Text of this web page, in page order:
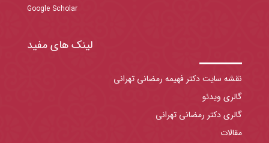
Google Scholar
لینک های مفید
نقشه سایت دکتر فهیمه رمضانی تهرانی
گالری ویدئو
گالری دکتر رمضانی تهرانی
مقالات